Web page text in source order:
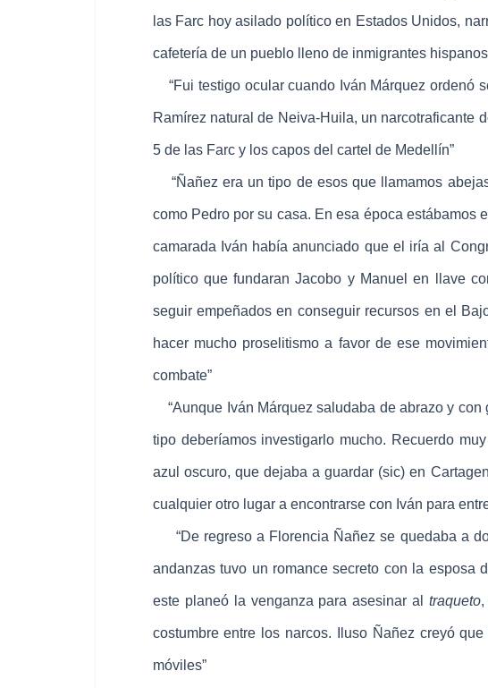
las Farc hoy asilado político en Estados Unidos,
cafetería de un pueblo lleno de inmigrantes
“Fui testigo ocular cuando Iván Márquez ordenó
Ramírez natural de Neiva-Huila, un narcotraficante
5 de las Farc y los capos del cartel de Medellín”
“Ñañez era un tipo de esos que llamamos
como Pedro por su casa. En esa época estábamos
camarada Iván había anunciado que el iría al
político que fundaran Jacobo y Manuel en llave
seguir empeñados en conseguir recursos en el
hacer mucho proselitismo a favor de ese
combate”
“Aunque Iván Márquez saludaba de abrazo y
tipo deberíamos investigarlo mucho. Recuerdo
azul oscuro, que dejaba a guardar (sic) en
cualquier otro lugar a encontrarse con Iván para
“De regreso a Florencia Ñañez se quedaba a
andanzas tuvo un romance secreto con la esposa
este planeó la venganza para asesinar altraqueto
costumbre entre los narcos. Iluso Ñañez creyó
móviles”